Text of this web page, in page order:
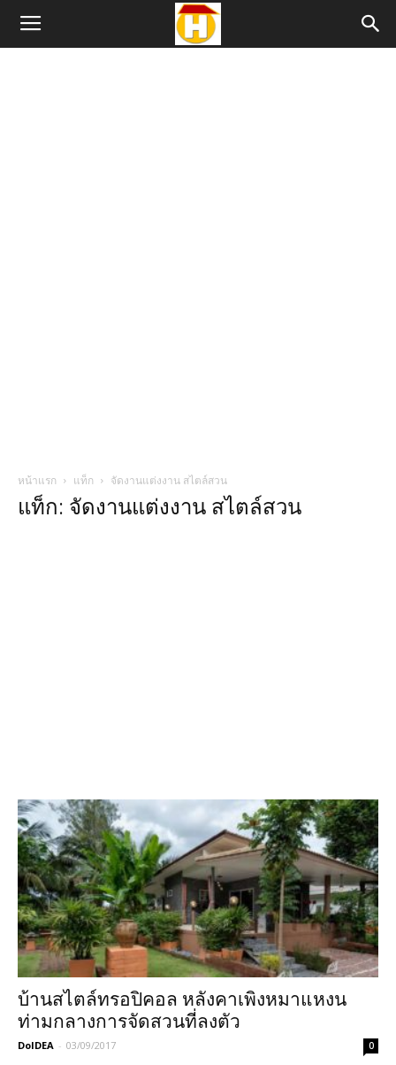
หน้าแรก แท็ก จัดงานแต่งงาน สไตล์สวน
แท็ก: จัดงานแต่งงาน สไตล์สวน
บ้านสไตล์ทรอปิคอล หลังคาเพิงหมาแหงน
ท่ามกลางการจัดสวนที่ลงตัว
DoIDEA - 03/09/2017 0